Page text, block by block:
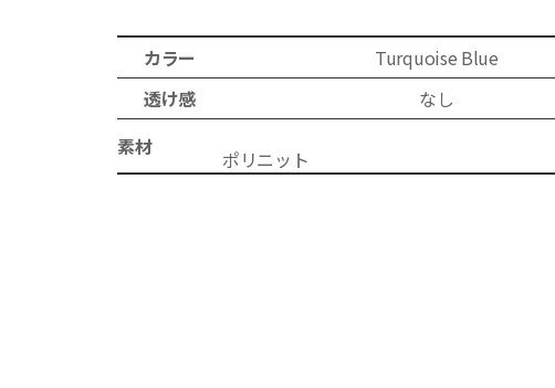
カラー Turquoise Blue
透け感
なし
素材 ポ